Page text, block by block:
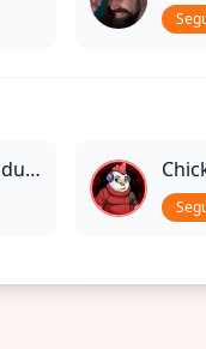
HugoDécrypte - Actus du jour